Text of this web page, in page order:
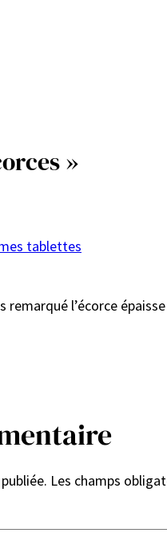
»
tablettes
remarqué l’écorce
Les champs